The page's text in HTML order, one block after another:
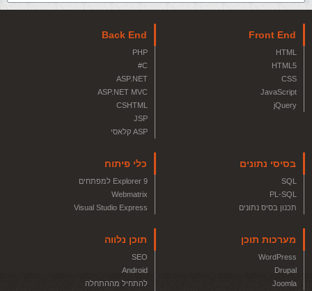
Front End
HTML
HTML5
CSS
JavaScript
jQuery
Back End
PHP
C#
ASP.NET
ASP.NET MVC
CSHTML
JSP
ASP קלאסי
בסיסי נתונים
SQL
PL-SQL
תכנון בסיס נתונים
כלי פיתוח
Explorer 9 למפתחים
Webmatrix
Visual Studio Express
מערכות תוכן
WordPress
Drupal
Joomla
תוכן נלווה
SEO
Android
להתחיל מההתחלה